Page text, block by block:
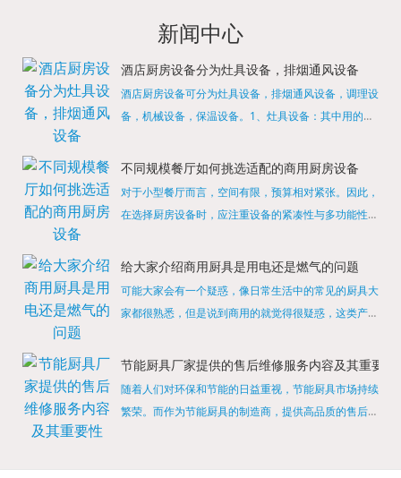
新闻中心
酒店厨房设备分为灶具设备，排烟通风设备
酒店厨房设备可分为灶具设备，排烟通风设备，调理设
备，机械设备，保温设备。1、灶具设备：其中用的较
缺少的，经过相关检测证明的合格设备才能进行使用，
不同规模餐厅如何挑选适配的商用厨房设备
对于小型餐厅而言，空间有限，预算相对紧张。因此，
在选择厨房设备时，应注重设备的紧凑性与多功能性。
烹饪设备，既能节省空间，又能满足多样化的烹饪需
给大家介绍商用厨具是用电还是燃气的问题
可能大家会有一个疑惑，像日常生活中的常见的厨具大
家都很熟悉，但是说到商用的就觉得很疑惑，这类产品
店用的就是商用的吗?还真别说，真被大家猜对了，这
节能厨具厂家提供的售后维修服务内容及其重要性
随着人们对环保和节能的日益重视，节能厨具市场持续
繁荣。而作为节能厨具的制造商，提供高品质的售后维